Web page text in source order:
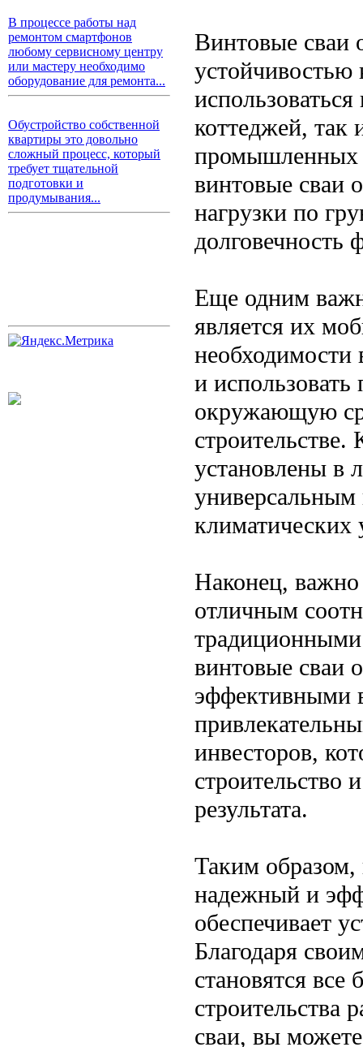
В процессе работы над
ремонтом смартфонов
любому сервисному центру
или мастеру необходимо
оборудование для ремонта...
Обустройство собственной
квартиры это довольно
сложный процесс, который
требует тщательной
подготовки и
продумывания...
Винтовые сваи
коттеджей, так
промышленных
винтовые сваи
нагрузки по
долговечность
Еще одним
является их
необходимости
и использовать
окружающую
установлены в
универсальным
климатических
Наконец, важно
отличным
винтовые сваи
эффективными
инвесторов,
строительство
результата.
Таким образом,
надежный и
обеспечивает
Благодаря
становятся
строительства
сваи, вы